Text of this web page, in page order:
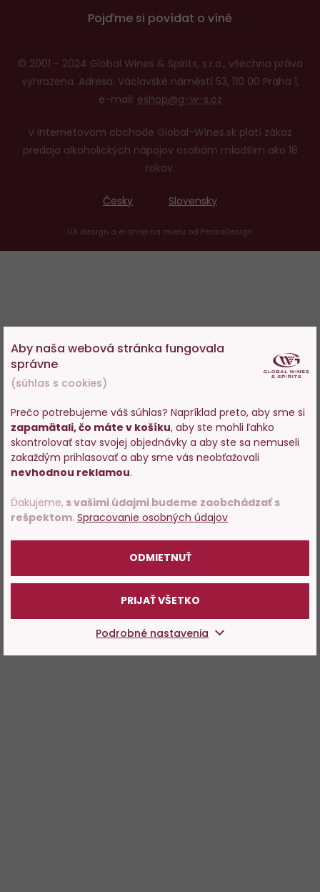
Aby naša webová stránka fungovala
správne
(súhlas s cookies)
Prečo potrebujeme váš súhlas? Napríklad preto, aby sme si
zapamätali, čo máte v košíku, aby ste mohli ľahko
skontrolovať stav svojej objednávky a aby ste sa nemuseli
zakaždým prihlasovať a aby sme vás neobťažovali
nevhodnou reklamou.
Ďakujeme, s vašimi údajmi budeme zaobchádzať s
rešpektom. Spracovanie osobných údajov
ODMIETNUŤ
PRIJAŤ VŠETKO
Podrobné nastavenia
Pojďme si povídat o víně
© 2001 - 2024 Global Wines & Spirits, s.r.o., všechna práva
vyhrazena. Adresa: Václavské náměstí 53, 110 00 Praha 1,
e-mail: eshop@g-w-s.cz
V internetovom obchode Global-Wines.sk platí zákaz
predaja alkoholických nápojov osobám mladším ako 18
rokov.
Česky Slovensky
UX design a e-shop na mieru od PeckaDesign
Vstupujete na stránky s
predajom alkoholu. Prosím
potvrďte, že Vám už bolo 18